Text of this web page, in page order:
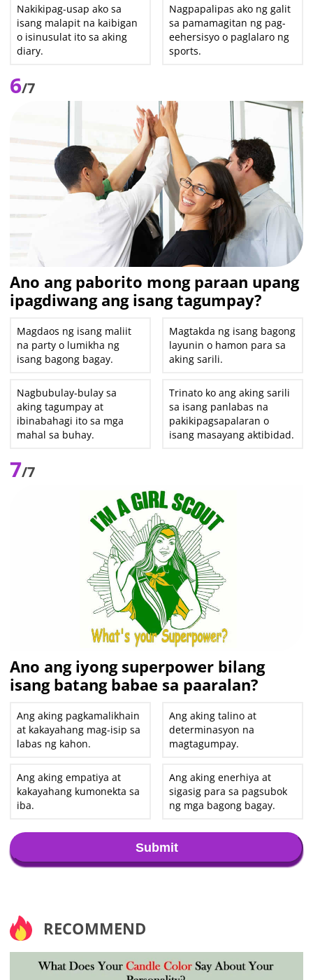
Nakikipag-usap ako sa
isang malapit na kaibigan
o isinusulat ito sa aking
diary.
Nagpapalipas ako ng galit
sa pamamagitan ng pag-
eehersisyo o paglalaro ng
sports.
6/7
Ano ang paborito mong paraan upang
ipagdiwang ang isang tagumpay?
Magdaos ng isang maliit
na party o lumikha ng
isang bagong bagay.
Magtakda ng isang bagong
layunin o hamon para sa
aking sarili.
Nagbubulay-bulay sa
aking tagumpay at
ibinabahagi ito sa mga
mahal sa buhay.
Trinato ko ang aking sarili
sa isang panlabas na
pakikipagsapalaran o
isang masayang aktibidad.
7/7
Ano ang iyong superpower bilang
isang batang babae sa paaralan?
Ang aking pagkamalikhain
at kakayahang mag-isip sa
labas ng kahon.
Ang aking talino at
determinasyon na
magtagumpay.
Ang aking empatiya at
kakayahang kumonekta sa
iba.
Ang aking enerhiya at
sigasig para sa pagsubok
ng mga bagong bagay.
Submit
RECOMMEND